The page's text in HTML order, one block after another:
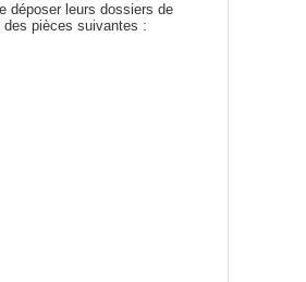
déposer leurs dossiers de
des pièces suivantes :